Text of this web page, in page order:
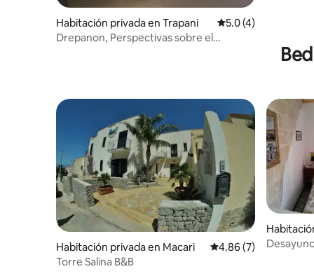
Habitación privada en Trapani Calificación
5.0 (4)
Drepanon, Perspectivas sobre el
Habitación privada en Macari Calificación
4.86 (7)
Torre Salina B&B